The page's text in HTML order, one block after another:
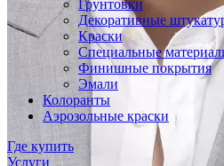
Грунтовки
Декоративные
Краски
Специальные
Финишные покрытия
Эмали
Колоранты
Аэрозольные краски
Где купить
Услуги